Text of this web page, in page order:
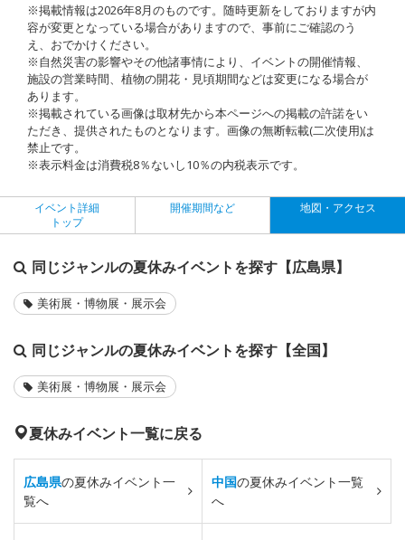
※掲載情報は2026年8月のものです。随時更新をしておりますが内
容が変更となっている場合がありますので、事前にご確認のう
え、おでかけください。
※自然災害の影響やその他諸事情により、イベントの開催情報、
施設の営業時間、植物の開花・見頃期間などは変更になる場合が
あります。
※掲載されている画像は取材先から本ページへの掲載の許諾をい
ただき、提供されたものとなります。画像の無断転載(二次使用)は
禁止です。
※表示料金は消費税8％ないし10％の内税表示です。
イベント詳細
トップ
開催期間など 地図・アクセス
同じジャンルの夏休みイベントを探す【広島県】
美術展・博物展・展示会
同じジャンルの夏休みイベントを探す【全国】
美術展・博物展・展示会
夏休みイベント一覧に戻る
広島県の夏休みイベント一
覧へ
中国の夏休みイベント一覧
へ